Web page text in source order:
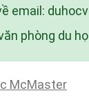
email:
phòng du
McMaster